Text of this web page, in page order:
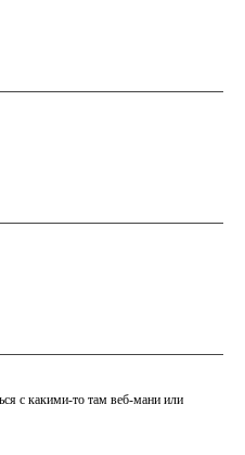
с какими-то там веб-мани или